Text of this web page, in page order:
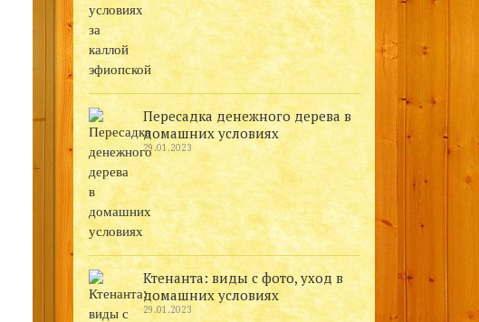
Пересадка денежного дерева в
домашних условиях
29.01.2023
Ктенанта: виды с фото, уход в
домашних условиях
29.01.2023